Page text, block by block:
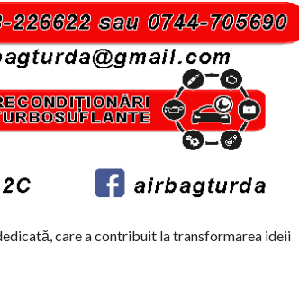
care a contribuit la transformarea ideii